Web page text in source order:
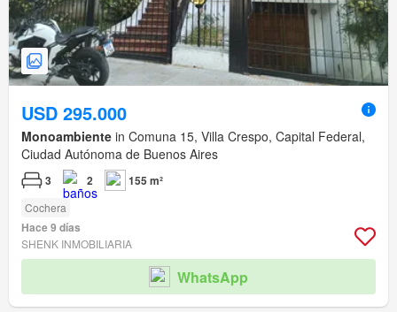
USD 295.000
Monoambiente in Comuna 15, Villa Crespo, Capital Federal,
Ciudad Autónoma de Buenos Aires
3 2 155 m²
Cochera
Hace 9 días
SHENK INMOBILIARIA
WhatsApp